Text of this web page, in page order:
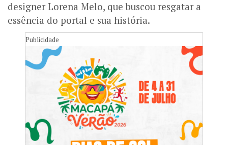
designer Lorena Melo, que buscou resgatar a
essência do portal e sua história.
Publicidade